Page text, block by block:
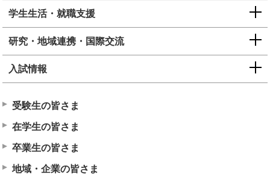
学生生活・就職支援
研究・地域連携・国際交流
入試情報
受験生の皆さま
在学生の皆さま
卒業生の皆さま
地域・企業の皆さま